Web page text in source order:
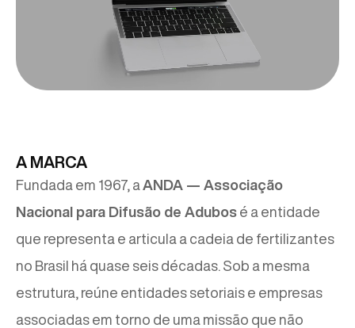
A MARCA
Fundada em 1967, a ANDA — Associação
Nacional para Difusão de Adubos é a entidade
que representa e articula a cadeia de fertilizantes
no Brasil há quase seis décadas. Sob a mesma
estrutura, reúne entidades setoriais e empresas
associadas em torno de uma missão que não